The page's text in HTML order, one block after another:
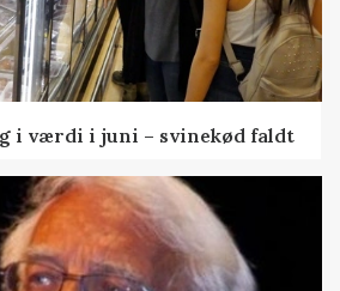
i værdi i juni – svinekød faldt